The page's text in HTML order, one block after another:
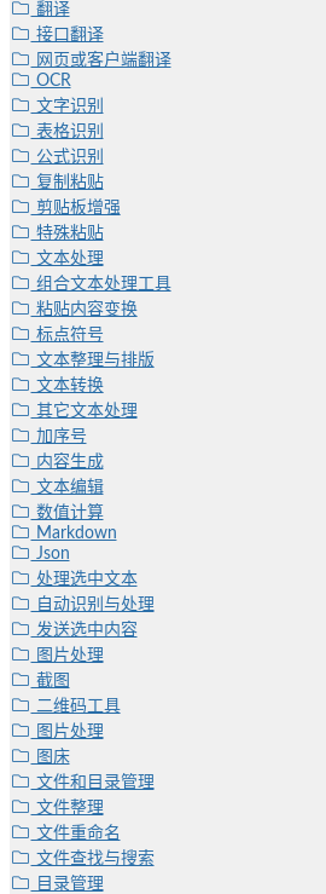
翻译
接口翻译
网页或客户端翻译
OCR
文字识别
表格识别
公式识别
复制粘贴
剪贴板增强
特殊粘贴
文本处理
组合文本处理工具
粘贴内容变换
标点符号
文本整理与排版
文本转换
其它文本处理
加序号
内容生成
文本编辑
数值计算
Markdown
Json
处理选中文本
自动识别与处理
发送选中内容
图片处理
截图
二维码工具
图片处理
图床
文件和目录管理
文件整理
文件重命名
文件查找与搜索
目录管理